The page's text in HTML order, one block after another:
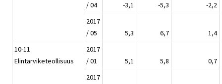
/ 04
-3,1 -5,3
-2,2
2017
/ 05
5,3 6,7
1,4
10-11
Elintarviketeollisuus
2017
/ 01
5,1 5,8
0,7
2017